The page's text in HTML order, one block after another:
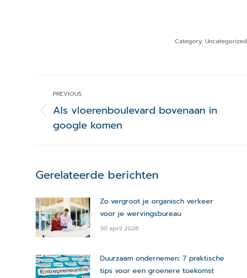
Category: Uncategorized
navigation
PREVIOUS
Previous
post:
Als vloerenboulevard bovenaan in
google komen
Gerelateerde berichten
Zo vergroot je organisch verkeer
voor je wervingsbureau
30 april 2026
Duurzaam ondernemen: 7 praktische
tips voor een groenere toekomst